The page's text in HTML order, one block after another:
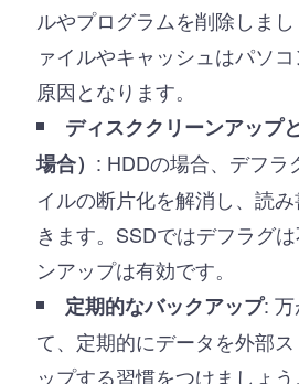
ルやプログラムを削除しま
ァイルやキャッシュはパソ
原因となります。
ディスククリーンアップ
場合） : HDDの場合、デフラ
イルの断片化を解消し、読
きます。SSDではデフラグ
ンアップは有効です。
定期的なバックアップ: 万
て、定期的にデータを外部
ップする習慣をつけましょ